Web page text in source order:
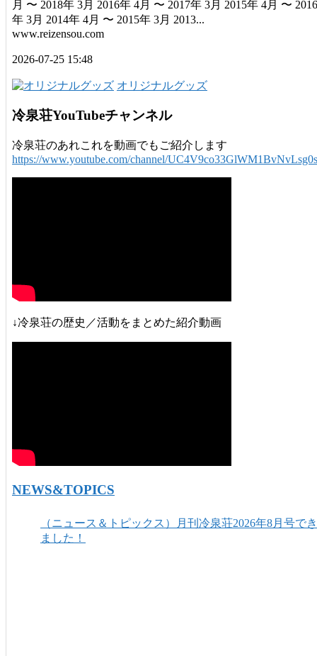
月 〜 2018年 3月 2016年 4月 〜 2017年 3月 2015年 4月 〜 2016
年 3月 2014年 4月 〜 2015年 3月 2013...
www.reizensou.com
2026-07-25 15:48
オリジナルグッズ
冷泉荘YouTubeチャンネル
冷泉荘のあれこれを動画でもご紹介します
https://www.youtube.com/channel/
↓冷泉荘の歴史／活動をまとめた紹介動画
NEWS&TOPICS
（ニュース＆トピックス）月刊冷泉荘2026年8月号でき
ました！